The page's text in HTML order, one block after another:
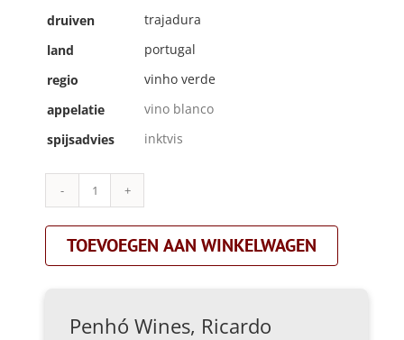
druiven
trajadura
land
portugal
regio
vinho verde
appelatie
vino blanco
spijsadvies
inktvis
Penhó
Wines,
Ricardo
Moreira|verbum
trajadura|oranje
TOEVOEGEN AAN WINKELWAGEN
Penhó Wines, Ricardo